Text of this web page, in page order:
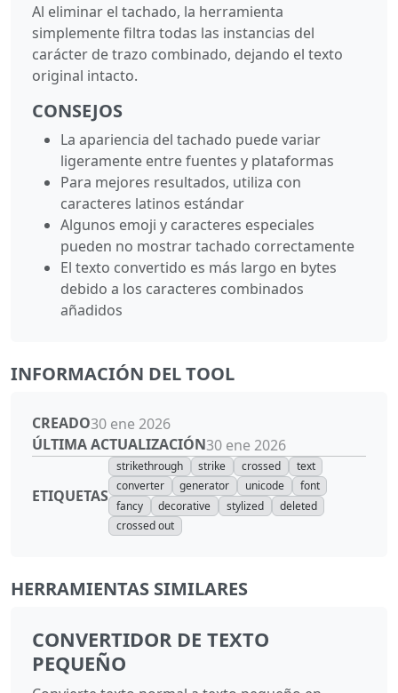
Al eliminar el tachado, la herramienta
simplemente filtra todas las instancias del
carácter de trazo combinado, dejando el texto
original intacto.
CONSEJOS
La apariencia del tachado puede variar
ligeramente entre fuentes y plataformas
Para mejores resultados, utiliza con
caracteres latinos estándar
Algunos emoji y caracteres especiales
pueden no mostrar tachado correctamente
El texto convertido es más largo en bytes
debido a los caracteres combinados
añadidos
INFORMACIÓN DEL TOOL
CREADO30 ene 2026
ÚLTIMA ACTUALIZACIÓN30 ene 2026
ETIQUETAS
strikethrough strike crossed
text
converter
generator unicode
font
fancy
decorative stylized
deleted
crossed out
HERRAMIENTAS SIMILARES
CONVERTIDOR DE TEXTO
PEQUEÑO